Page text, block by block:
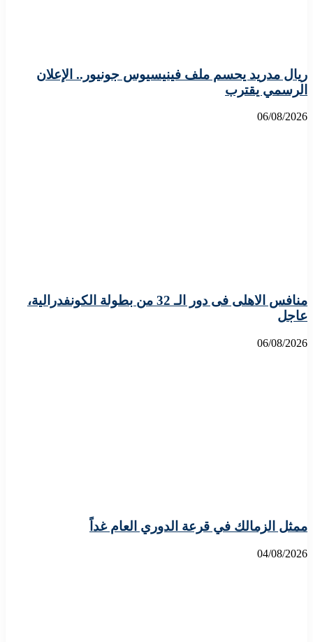
ريال مدريد يحسم ملف فينيسيوس جونيور.. الإعلان
الرسمي يقترب
06/08/2026
منافس الاهلى فى دور الـ 32 من بطولة الكونفدرالية،
عاجل
06/08/2026
ممثل الزمالك في قرعة الدوري العام غداً
04/08/2026